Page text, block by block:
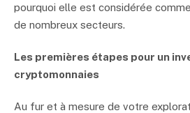
pourquoi elle est considérée
de nombreux secteurs.
Les premières étapes pour un
cryptomonnaies
Au fur et à mesure de votre